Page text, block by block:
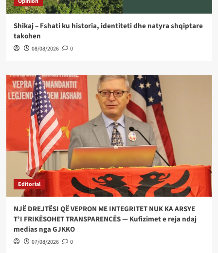
Shikaj – Fshati ku historia, identiteti dhe natyra shqiptare
takohen
08/08/2026 0
Editorial
NJË DREJTËSI QË VEPRON ME INTEGRITET NUK KA ARSYE
T’I FRIKËSOHET TRANSPARENCËS — Kufizimet e reja ndaj
medias nga GJKKO
07/08/2026 0